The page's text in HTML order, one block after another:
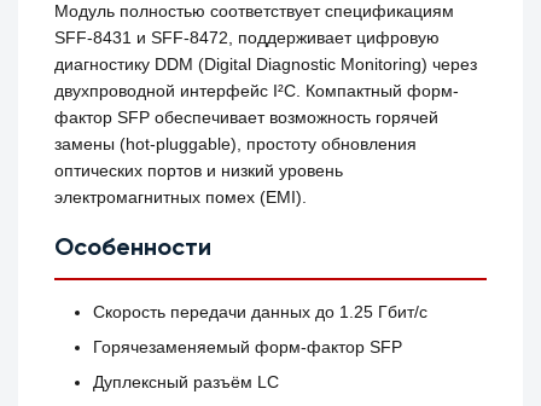
Модуль полностью соответствует спецификациям
SFF-8431 и SFF-8472, поддерживает цифровую
диагностику DDM (Digital Diagnostic Monitoring) через
двухпроводной интерфейс I²C. Компактный форм-
фактор SFP обеспечивает возможность горячей
замены (hot-pluggable), простоту обновления
оптических портов и низкий уровень
электромагнитных помех (EMI).
Особенности
Скорость передачи данных до 1.25 Гбит/с
Горячезаменяемый форм-фактор SFP
Дуплексный разъём LC